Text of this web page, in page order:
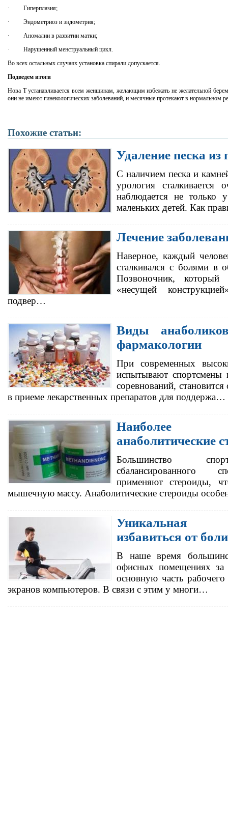
· Гиперплазия;
· Эндометриоз и эндометрия;
· Аномалии в развитии матки;
· Нарушенный менструальный цикл.
Во всех остальных случаях установка спирали допускается.
Подведем итоги
Нова Т устанавливается всем женщинам, желающим избежать не желательной
они не имеют гинекологических заболеваний, и месячные протекают в нормальном
Похожие статьи:
Удаление песка из
С наличием песка и
урология сталкивается
наблюдается не
маленьких детей. Как
Лечение
Наверное, каждый
сталкивался с болями в
Позвоночник, который
«несущей
подвер…
Виды
фармакологии
При современных
испытывают спортсмены
соревнований,
в приеме лекарственных препаратов для поддержа…
Наиболее
анаболитические
Большинство
сбалансированного
применяют стероиды,
мышечную массу. Анаболитические стероиды
Уникальная
избавиться от
В наше время
офисных помещениях за
основную часть
экранов компьютеров. В связи с этим у многи…